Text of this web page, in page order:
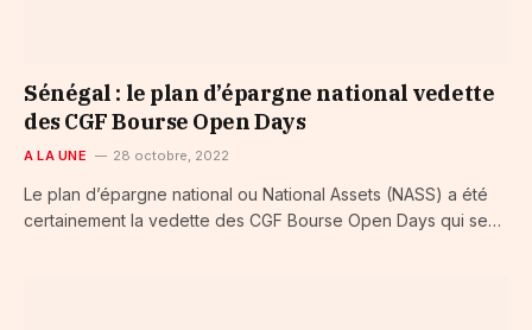
Sénégal : le plan d’épargne national vedette
des CGF Bourse Open Days
A LA UNE 28 octobre, 2022
Le plan d’épargne national ou National Assets (NASS) a été
certainement la vedette des CGF Bourse Open Days qui se…